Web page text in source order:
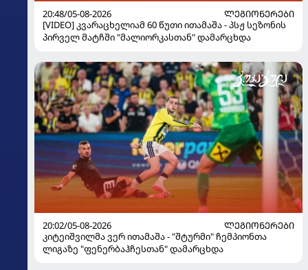
20:48/05-08-2026
ᲚᲔᲒᲘᲝᲜᲔᲠᲔᲑᲘ
[VIDEO] კვარაცხელიამ 60 წუთი ითამაშა - პსჟ სეზონის
პირველ მატჩში "მალიორკასთან" დამარცხდა
20:02/05-08-2026
ᲚᲔᲒᲘᲝᲜᲔᲠᲔᲑᲘ
კიტეიშვილმა ვერ ითამაშა - "შტურმი" ჩემპიონთა
ლიგაზე "ფენერბაჰჩესთან" დამარცხდა